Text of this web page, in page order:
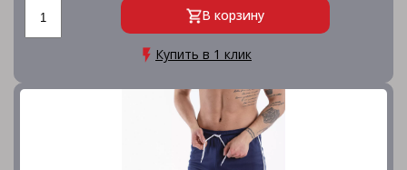
В корзину
Купить в 1 клик